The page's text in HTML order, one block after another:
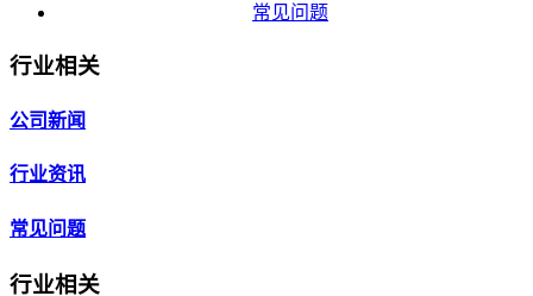
常见问题
行业相关
公司新闻
行业资讯
常见问题
行业相关